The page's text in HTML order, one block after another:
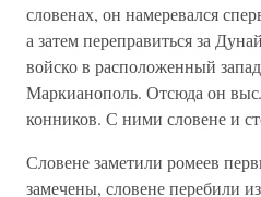
словенах, он намеревался
а затем переправиться за
войско в расположенный
Маркианополь. Отсюда он
конников. С ними словене и
Словене заметили ромеев
замечены, словене перебили